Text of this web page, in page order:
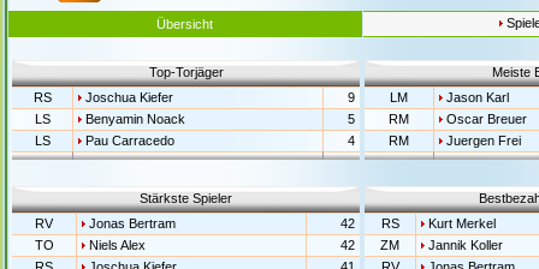
Übersicht
Top-Torjäger
RS
Joschua Kiefer
9
LS
Benyamin Noack
5
LS
Pau Carracedo 4
Meiste
LM
Jason Karl
RM
Oscar Breuer
RM
Juergen Frei
Stärkste Spieler
RV
Jonas Bertram
42
TO
Niels Alex
42
RS
Kurt Merkel
ZM
Jannik Koller